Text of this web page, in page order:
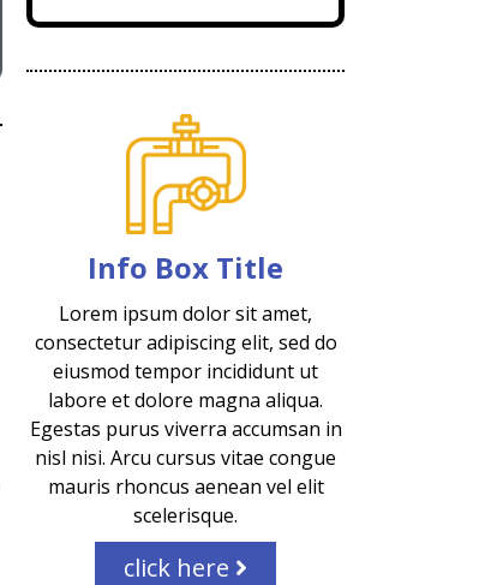
Info Box Title
Lorem ipsum dolor sit amet,
consectetur adipiscing elit, sed do
eiusmod tempor incididunt ut
labore et dolore magna aliqua.
Egestas purus viverra accumsan in
nisl nisi. Arcu cursus vitae congue
mauris rhoncus aenean vel elit
scelerisque.
click here